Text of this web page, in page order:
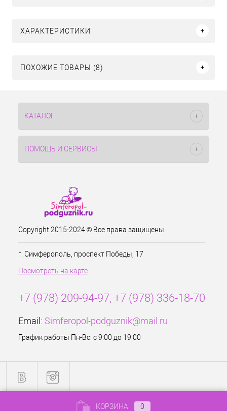
ХАРАКТЕРИСТИКИ
ПОХОЖИЕ ТОВАРЫ (8)
КАТАЛОГ
ПОМОЩЬ И СЕРВИСЫ
Copyright 2015-2024 © Все права защищены.
г. Симферополь, проспект Победы, 17
Посмотреть на карте
+7 (978) 209-94-97, +7 (978) 336-18-70
Email: Simferopol-podguznik@mail.ru
График работы Пн-Вс: с 9:00 до 19:00
КОРЗИНА 0